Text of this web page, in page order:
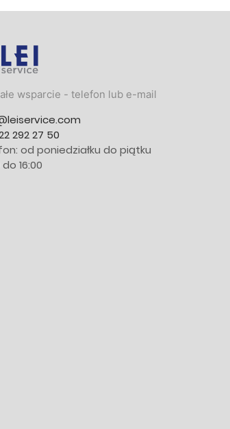
wsparcie - telefon lub e-mail
292 27 50
od poniedziałku do piątku
16:00